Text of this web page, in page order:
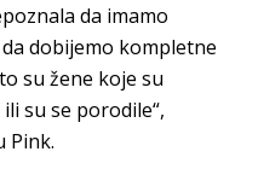
da imamo
dobijemo kompletne
su žene koje su
su se porodile“,
Pink.